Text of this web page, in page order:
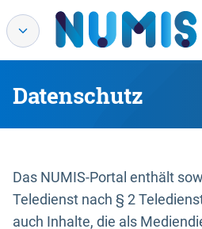
Datenschutz
Das NUMIS-Portal enthält
Teledienst nach § 2
auch Inhalte, die als